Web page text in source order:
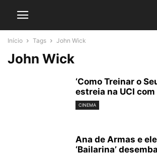
Início Tags John Wick
John Wick
‘Como Treinar o
estreia na UCI
CINEMA
Ana de Armas e
‘Bailarina’